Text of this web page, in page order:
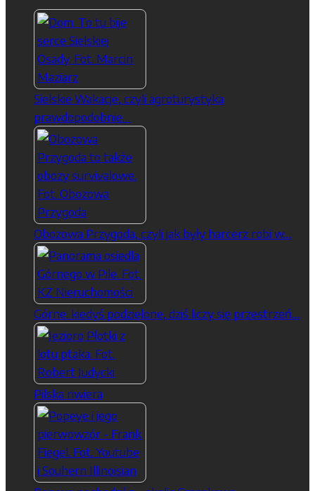
Sielskie Wakacje, czyli agroturystyka
prawdopodobnie…
Obozowa Przygoda, czyli jak były harcerz robi w…
Górne: kiedyś podzielone, dziś liczy się przestrzeń…
Pilska riwiera